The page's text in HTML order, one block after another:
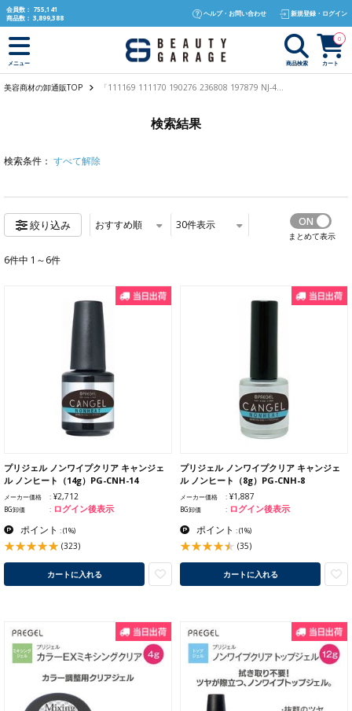
text.skipToContent
text.skipToNavigation
会員数： 755,141
商品数： 3,899,388
ヘルプ・お問い合わせ 新規登録・ログイン
メニュー 商品検索 カート
0
美容商材の卸通販TOP 「111169 111170 190276 236808 197879 NJ-4...
検索結果
検索条件： すべて解除
絞り込み おすすめ順 30件表示
まとめて表示
6件中 1～6件
プリジェル ノンワイプクリア キャンジェ
ル ノンヒート（14g）PG-CNH-14
メーカー価格 ¥2,712
BG卸価 ログイン後表示
ポイント :(1%)
(323)
カートに入れる
プリジェル ノンワイプクリア キャンジェ
ル ノンヒート（8g）PG-CNH-8
メーカー価格 ¥1,887
BG卸価 ログイン後表示
ポイント :(1%)
(35)
カートに入れる